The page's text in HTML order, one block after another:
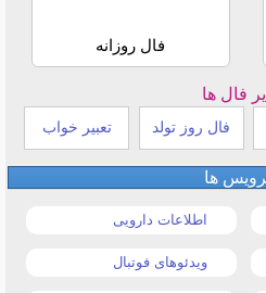
فال روزانه
فال ها
فال روز تولد تعبیر خواب
ها
اطلاعات دارویی
ویدئوهای فوتبال